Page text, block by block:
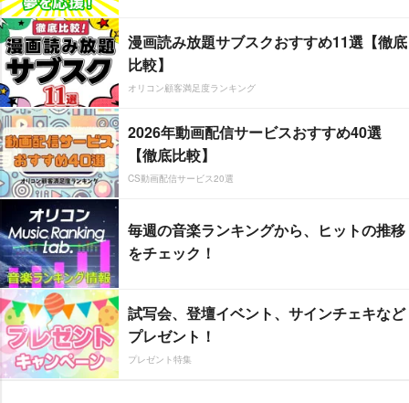
漫画読み放題サブスクおすすめ11選【徹底
比較】
オリコン顧客満足度ランキング
2026年動画配信サービスおすすめ40選
【徹底比較】
CS動画配信サービス20選
毎週の音楽ランキングから、ヒットの推移
をチェック！
試写会、登壇イベント、サインチェキなど
プレゼント！
プレゼント特集